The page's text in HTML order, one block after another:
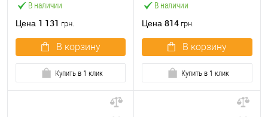
В наличии
Цена 1 131 грн.
В корзину
Купить в 1 клик
В наличии
Цена 814 грн.
В корзину
Купить в 1 клик